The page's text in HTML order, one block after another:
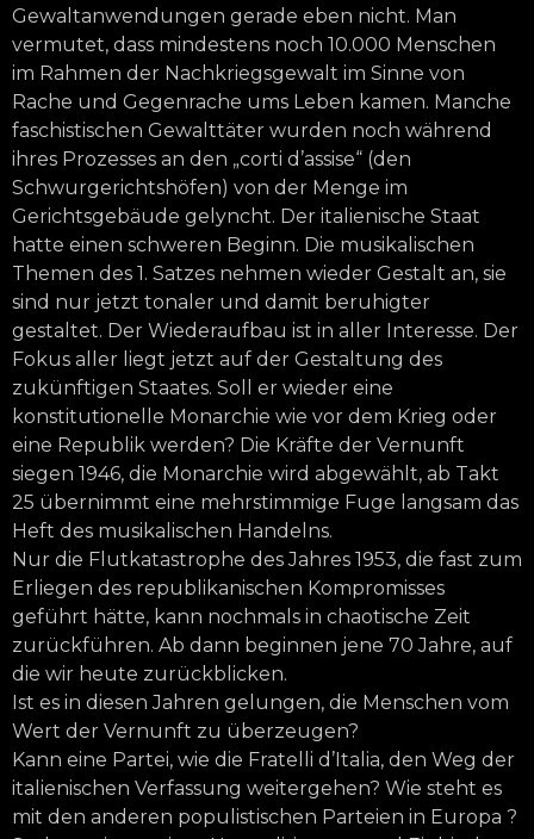
Gewaltanwendungen gerade eben nicht. Man
vermutet, dass mindestens noch 10.000 Menschen
im Rahmen der Nachkriegsgewalt im Sinne von
Rache und Gegenrache ums Leben kamen. Manche
faschistischen Gewalttäter wurden noch während
ihres Prozesses an den „corti d’assise“ (den
Schwurgerichtshöfen) von der Menge im
Gerichtsgebäude gelyncht. Der italienische Staat
hatte einen schweren Beginn. Die musikalischen
Themen des 1. Satzes nehmen wieder Gestalt an, sie
sind nur jetzt tonaler und damit beruhigter
gestaltet. Der Wiederaufbau ist in aller Interesse. Der
Fokus aller liegt jetzt auf der Gestaltung des
zukünftigen Staates. Soll er wieder eine
konstitutionelle Monarchie wie vor dem Krieg oder
eine Republik werden? Die Kräfte der Vernunft
siegen 1946, die Monarchie wird abgewählt, ab Takt
25 übernimmt eine mehrstimmige Fuge langsam das
Heft des musikalischen Handelns.
Nur die Flutkatastrophe des Jahres 1953, die fast zum
Erliegen des republikanischen Kompromisses
geführt hätte, kann nochmals in chaotische Zeit
zurückführen. Ab dann beginnen jene 70 Jahre, auf
die wir heute zurückblicken.
Ist es in diesen Jahren gelungen, die Menschen vom
Wert der Vernunft zu überzeugen?
Kann eine Partei, wie die Fratelli d’Italia, den Weg der
italienischen Verfassung weitergehen? Wie steht es
mit den anderen populistischen Parteien in Europa ?